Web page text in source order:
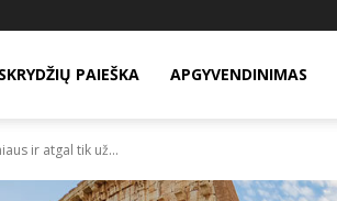
SKRYDŽIŲ PAIEŠKA APGYVENDINIMAS
ir atgal tik už...